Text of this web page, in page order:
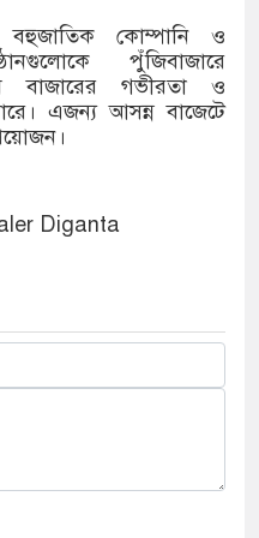
বহুজাতিক কোম্পানি ও
পুঁজিবাজারে
বাজারের গভীরতা ও
এজন্য আসন্ন বাজেটে
Diganta